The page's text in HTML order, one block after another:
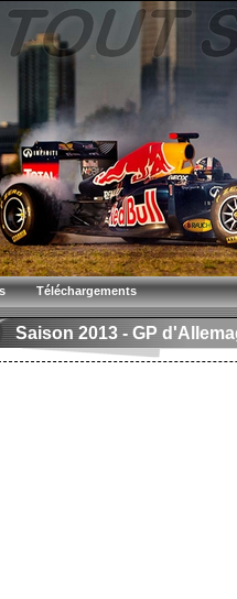
Téléchargements
Saison 2013 - GP